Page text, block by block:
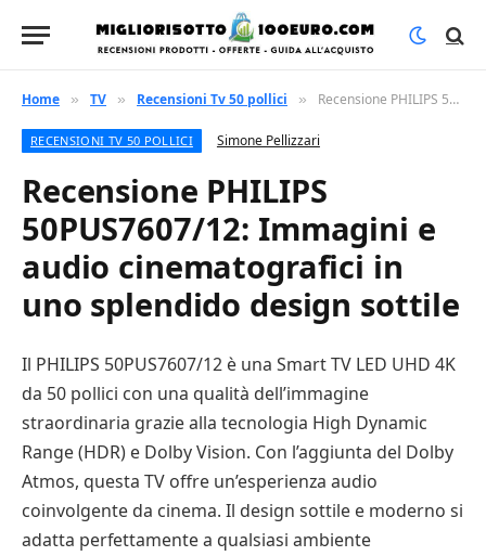
Home » TV » Recensioni Tv 50 pollici » Recensione PHILIPS 50PUS7607/12: Immagini e audio cinematografici in uno splendido design sottile
RECENSIONI TV 50 POLLICI Simone Pellizzari
Recensione PHILIPS
50PUS7607/12: Immagini e
audio cinematografici in
uno splendido design sottile
Il PHILIPS 50PUS7607/12 è una Smart TV LED UHD 4K
da 50 pollici con una qualità dell’immagine
straordinaria grazie alla tecnologia High Dynamic
Range (HDR) e Dolby Vision. Con l’aggiunta del Dolby
Atmos, questa TV offre un’esperienza audio
coinvolgente da cinema. Il design sottile e moderno si
adatta perfettamente a qualsiasi ambiente